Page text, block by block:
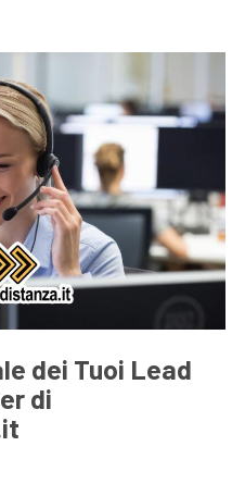
dei Tuoi Lead
di